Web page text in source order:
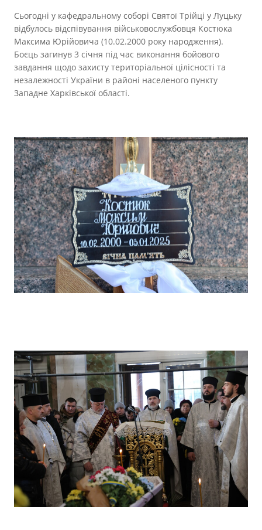
Сьогодні у кафедральному соборі Святої Трійці у Луцьку
відбулось відспівування військовослужбовця Костюка
Максима Юрійовича (10.02.2000 року народження).
Боєць загинув 3 січня під час виконання бойового
завдання щодо захисту територіальної цілісності та
незалежності України в районі населеного пункту
Западне Харківської області.